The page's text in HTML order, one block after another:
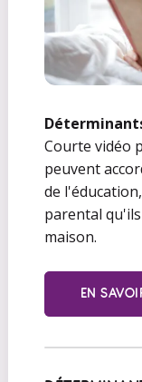
Courte vidéo
peuvent
de
parental
maison.
EN